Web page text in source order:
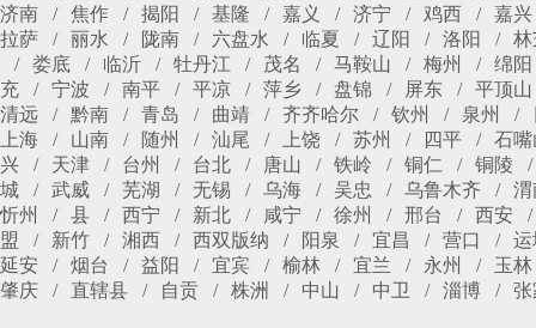
济南
焦作 揭阳 基隆 嘉义 济宁 鸡西
嘉兴
拉萨
丽水 陇南 六盘水 临夏 辽阳 洛阳
林
娄底
临沂 牡丹江 茂名 马鞍山 梅州
绵阳
充
宁波 南平 平凉 萍乡 盘锦 屏东
平顶山
清远
黔南 青岛 曲靖 齐齐哈尔 钦州 泉州
上海
山南 随州 汕尾 上饶 苏州 四平
石嘴
兴
天津 台州 台北 唐山 铁岭 铜仁
铜陵
城
武威 芜湖 无锡 乌海 吴忠 乌鲁木齐
渭
忻州
县 西宁 新北 咸宁 徐州 邢台
西安
盟
新竹 湘西 西双版纳 阳泉 宜昌 营口
运
延安
烟台 益阳 宜宾 榆林 宜兰 永州
玉林
肇庆
直辖县 自贡 株洲 中山 中卫 淄博 张